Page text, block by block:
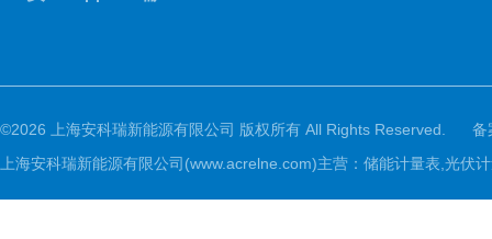
©2026 上海安科瑞新能源有限公司 版权所有 All Rights Reserved.
备
上海安科瑞新能源有限公司(www.acrelne.com)主营：储能计量表,光伏